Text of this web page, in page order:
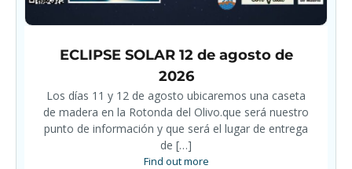
ECLIPSE SOLAR 12 de agosto de
2026
Los días 11 y 12 de agosto ubicaremos una caseta
de madera en la Rotonda del Olivo.que será nuestro
punto de información y que será el lugar de entrega
de […]
Find out more